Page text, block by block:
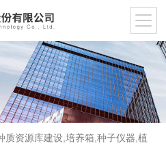
质资源库建设,培养箱,种子仪器,植